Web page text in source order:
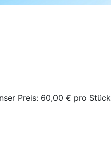
Preis: 60,00 € pro Stück